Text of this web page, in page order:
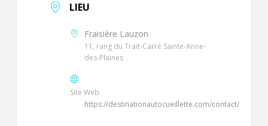
LIEU
Fraisière Lauzon
11, rang du Trait-Carré Sainte-Anne-
des-Plaines
Site Web
https://destinationautocueillette.com/contact/